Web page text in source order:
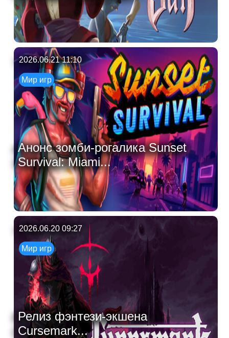
2026.06.21 11:10
Мир игр
Анонс зомби-рогалика Sunset
Survival: Miami...
2026.06.20 09:27
Мир игр
Релиз фэнтези-экшена
Cursemark...